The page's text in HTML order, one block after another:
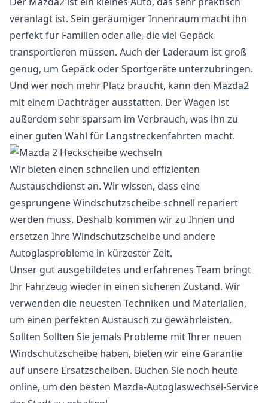
veranlagt ist. Sein geräumiger Innenraum macht ihn
perfekt für Familien oder alle, die viel Gepäck
transportieren müssen. Auch der Laderaum ist groß
genug, um Gepäck oder Sportgeräte unterzubringen.
Und wer noch mehr Platz braucht, kann den Mazda2
mit einem Dachträger ausstatten. Der Wagen ist
außerdem sehr sparsam im Verbrauch, was ihn zu
einer guten Wahl für Langstreckenfahrten macht.
Wir bieten einen schnellen und effizienten
Austauschdienst an. Wir wissen, dass eine
gesprungene Windschutzscheibe schnell repariert
werden muss. Deshalb kommen wir zu Ihnen und
ersetzen Ihre Windschutzscheibe und andere
Autoglasprobleme in kürzester Zeit.
Unser gut ausgebildetes und erfahrenes Team bringt
Ihr Fahrzeug wieder in einen sicheren Zustand. Wir
verwenden die neuesten Techniken und Materialien,
um einen perfekten Austausch zu gewährleisten.
Sollten Sollten Sie jemals Probleme mit Ihrer neuen
Windschutzscheibe haben, bieten wir eine Garantie
auf unsere Ersatzscheiben. Buchen Sie noch heute
online, um den besten Mazda-Autoglaswechsel-Service